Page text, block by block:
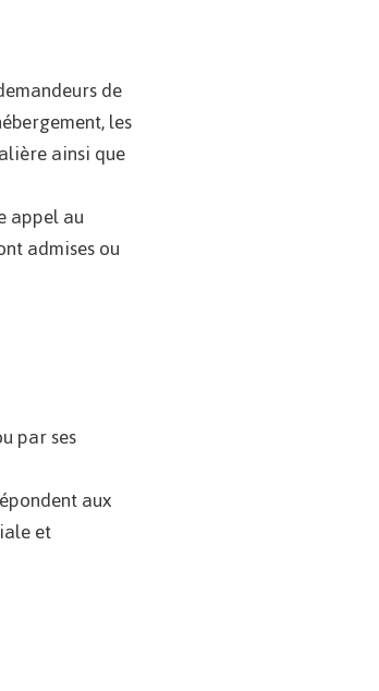
de
les
ainsi que
appel au
admises ou
par ses
aux
et